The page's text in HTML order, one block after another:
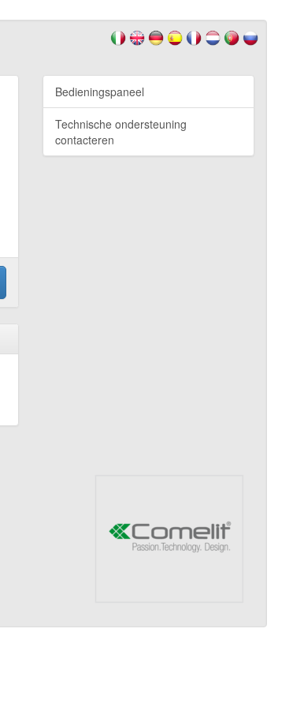
Bedieningspaneel
Technische ondersteuning
contacteren